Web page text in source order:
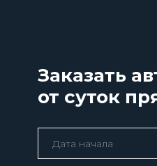
Заказать
от суток